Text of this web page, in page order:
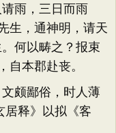
雨，三日而雨
生，通神明，请天
何以畴之？报束
自本郡赴丧。
颇鄙俗，时人薄
居释》以拟《客